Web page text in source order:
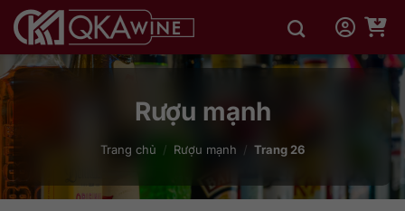
qua
dung
Rượu mạnh
Trang chủ / Rượu mạnh / Trang 26